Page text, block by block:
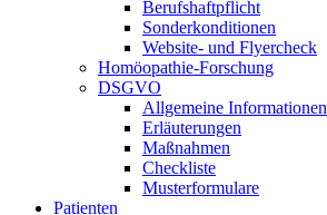
Berufshaftpflicht
Sonderkonditionen
Website- und Flyercheck
Homöopathie-Forschung
DSGVO
Allgemeine Informationen
Erläuterungen
Maßnahmen
Checkliste
Musterformulare
Patienten